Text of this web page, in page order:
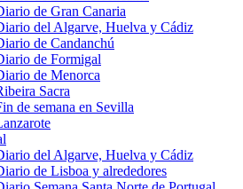
de Gran Canaria
del Algarve, Huelva y Cádiz
de Candanchú
de Formigal
de Menorca
Sacra
de semana en Sevilla
del Algarve, Huelva y Cádiz
de Lisboa y alrededores